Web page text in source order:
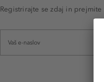
Registrirajte se zdaj in